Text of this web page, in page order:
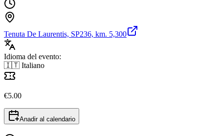
Tenuta De Laurentis, SP236, km. 5,300
Idioma del evento:
🇮🇹 Italiano
€5.00
Anadir al calendario